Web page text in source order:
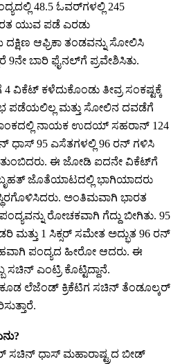
48.5 ಓವರ್‌ಗಳಲ್ಲಿ 245
ಯುವ ಪಡೆ ಎರಡು
ಆಫ್ರಿಕಾ ತಂಡವನ್ನು ಸೋಲಿಸಿ
9ನೇ ಬಾರಿ ಫೈನಲ್‌ಗೆ ಪ್ರವೇಶಿಸಿತು.
ವಿಕೆಟ್ ಕಳೆದುಕೊಂಡು ತೀವ್ರ ಸಂಕಷ್ಟಕ್ಕೆ
ಪಡೆಯಲಿಲ್ಲ ಮತ್ತು ಸೋಲಿನ ದವಡೆಗೆ
ನಾಯಕ ಉದಯ್ ಸಹರಾನ್ 124
ಧಾಸ್ 95 ಎಸೆತಗಳಲ್ಲಿ 96 ರನ್ ಗಳಿಸಿ
ಈ ಜೋಡಿ ಐದನೇ ವಿಕೆಟ್‌ಗೆ
ಜೊತೆಯಾಟದಲ್ಲಿ ಭಾಗಿಯಾದರು
ಸ್ಥಿರಗೊಳಿಸಿದರು. ಅಂತಿಮವಾಗಿ ಭಾರತ
ರೋಚಕವಾಗಿ ಗೆದ್ದು ಬೀಗಿತು. 95
ಮತ್ತು 1 ಸಿಕ್ಸರ್ ಸಮೇತ ಅದ್ಭುತ 96 ರನ್
ಪಂದ್ಯದ ಹೀರೋ ಆದರು. ಈ
ಸಚಿನ್ ಎಂಟ್ರಿ ಕೊಟ್ಟಿದ್ದಾನೆ.
ಲೆಜೆಂಡ್ ಕ್ರಿಕೆಟಿಗ ಸಚಿನ್ ತೆಂಡೂಲ್ಕರ್
ಸಚಿನ್ ಧಾಸ್ ಮಹಾರಾಷ್ಟ್ರದ ಬೀಡ್